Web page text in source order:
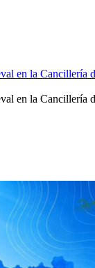
en la Cancillería
en la Cancillería